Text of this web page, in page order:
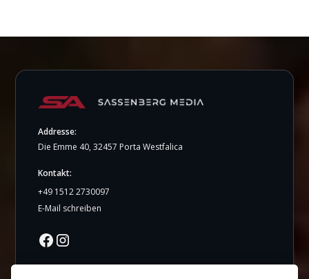
möchten – nicht nur präsent sein wollen.
Addresse:
Die Emme 40, 32457 Porta Westfalica
Kontakt:
+49 1512 2730097
E-Mail schreiben